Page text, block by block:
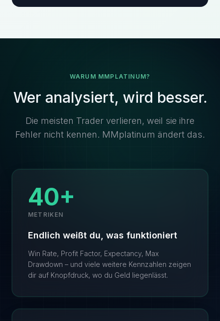
WARUM MMPLATINUM?
Wer analysiert, wird besser.
Die meisten Trader verlieren, weil sie ihre
Fehler nicht kennen. MMplatinum ändert das.
40+
METRIKEN
Endlich weißt du, was funktioniert
Win Rate, Profit Factor, Expectancy, Max
Drawdown – und viele weitere Kennzahlen zeigen
dir auf Knopfdruck, wo du Geld liegenlässt.